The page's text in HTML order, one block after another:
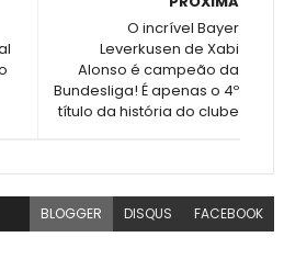
O incrível Bayer
Leverkusen de Xabi
Alonso é campeão da
Bundesliga! É apenas o 4º
título da história do clube
BLOGGER DISQUS FACEBOOK